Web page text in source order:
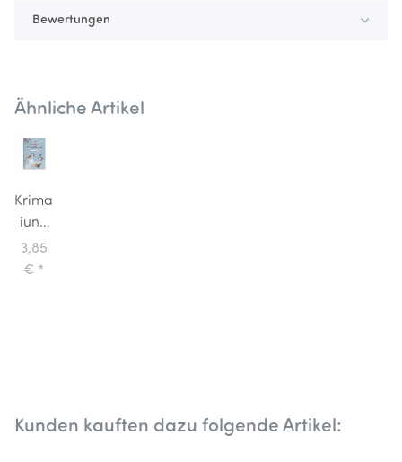
Bewertungen
Ähnliche Artikel
Krima
iund
Isa
Malbuch
3,85
€ *
Kunden kauften dazu folgende Artikel: